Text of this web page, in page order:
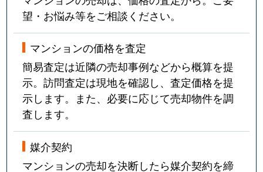
望・お悩み等をご相談ください。
マンションの価格を査定
簡易査定は近隣の売却事例などから概算を提
示。訪問査定は現地を確認し、査定価格を提
示します。また、必要に応じて売却物件を調
査します。
媒介契約
マンションの売却を決断したら媒介契約を締